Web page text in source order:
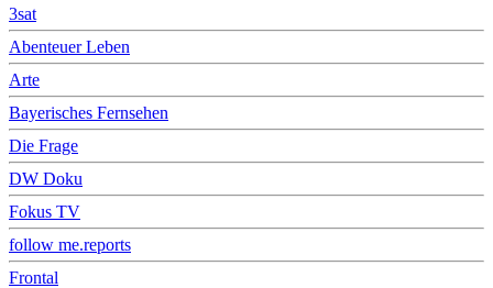
3sat
Abenteuer Leben
Arte
Bayerisches Fernsehen
Die Frage
DW Doku
Fokus TV
follow me.reports
Frontal